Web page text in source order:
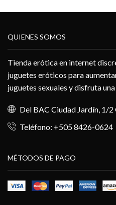
QUIENES SOMOS
Tienda erótica en internet
juguetes eróticos para
juguetes sexuales y disfruta
Del BAC Ciudad Jardín, 1/2
Teléfono: +505 8426-0624
MÉTODOS DE PAGO